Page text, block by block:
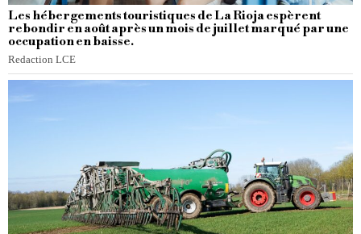
Les hébergements touristiques de La Rioja espèrent
rebondir en août après un mois de juillet marqué par une
occupation en baisse.
Redaction LCE